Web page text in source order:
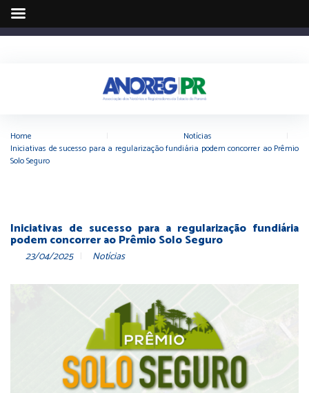
Home Notícias
Iniciativas de sucesso para a regularização fundiária podem concorrer ao Prêmio
Solo Seguro
Iniciativas de sucesso para a regularização fundiária
podem concorrer ao Prêmio Solo Seguro
23/04/2025 Notícias